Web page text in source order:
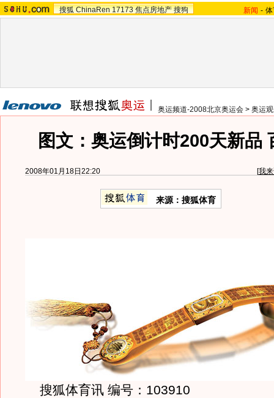
搜狐 ChinaRen 17173 焦点房地产 搜狗 新闻 -
奥运频道-2008北京奥运会 > 奥运
图文：奥运倒计时200天新品
2008年01月18日22:20 [我
来源：搜狐体育
搜狐体育讯 编号：103910